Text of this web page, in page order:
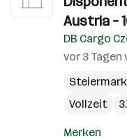
Austria –
DB Cargo
vor 3
Steiermark
Vollzeit
Merken